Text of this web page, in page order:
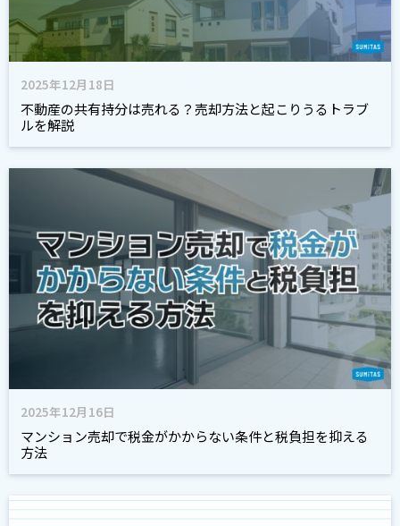
2025年12月18日
不動産の共有持分は売れる？売却方法と起こりうるトラブ
ルを解説
2025年12月16日
マンション売却で税金がかからない条件と税負担を抑える
方法